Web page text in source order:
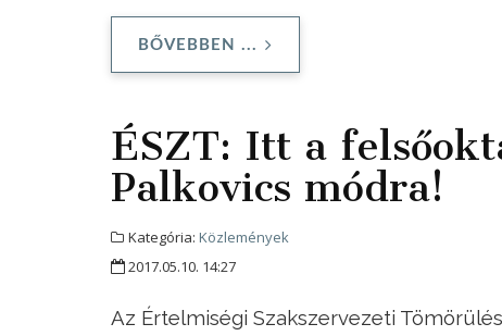
BŐVEBBEN ...
ÉSZT: Itt a
Palkovics módra!
Kategória: Közlemények
2017.05.10. 14:27
Az Értelmiségi Szakszervezeti